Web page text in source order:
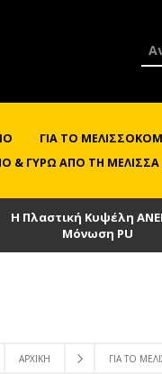
ΓΙΑ ΤΟ
& ΓΎΡΩ ΑΠΌ ΤΗ ΜΈΛΙΣΣΑ
Η Πλαστική Κυψέλη
Μόνωση PU
ΑΡΧΙΚΉ ΓΙΑ ΤΟ